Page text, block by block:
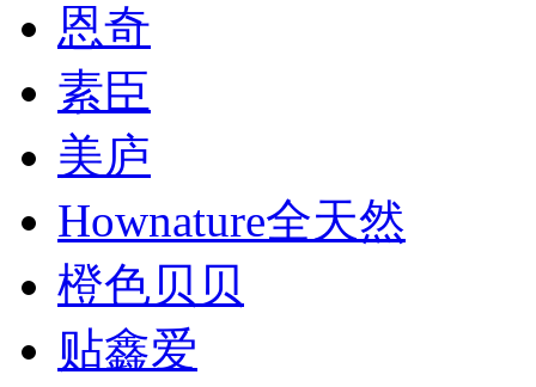
恩奇
素臣
美庐
Hownature全天然
橙色贝贝
贴鑫爱